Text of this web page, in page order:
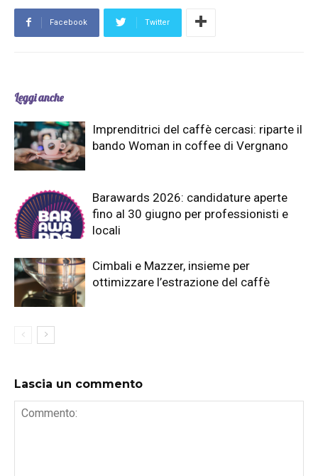
Facebook Twitter
Leggi anche
Imprenditrici del caffè cercasi: riparte il
bando Woman in coffee di Vergnano
Barawards 2026: candidature aperte
fino al 30 giugno per professionisti e
locali
Cimbali e Mazzer, insieme per
ottimizzare l’estrazione del caffè
Lascia un commento